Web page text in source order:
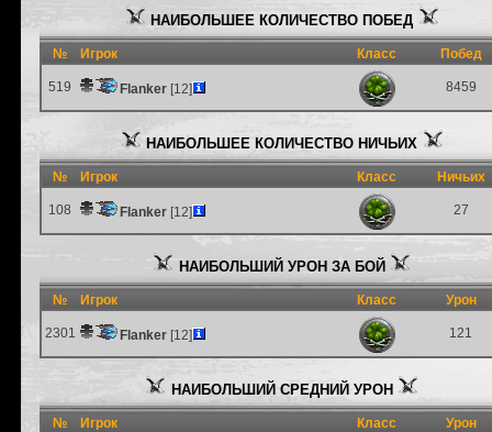
НАИБОЛЬШЕЕ КОЛИЧЕСТВО ПОБЕД
№ Игрок Класс Побед
519 Flanker [12] 8459
НАИБОЛЬШЕЕ КОЛИЧЕСТВО НИЧЬИХ
№ Игрок Класс Ничьих
108 Flanker [12] 27
НАИБОЛЬШИЙ УРОН ЗА БОЙ
№ Игрок Класс Урон
2301 Flanker [12] 121
НАИБОЛЬШИЙ СРЕДНИЙ УРОН
№ Игрок Класс Урон